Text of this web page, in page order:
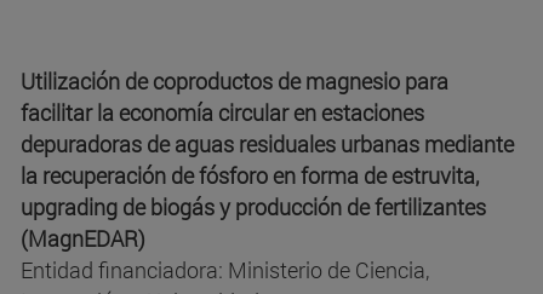
Utilización de coproductos de magnesio para
facilitar la economía circular en estaciones
depuradoras de aguas residuales urbanas mediante
la recuperación de fósforo en forma de estruvita,
upgrading de biogás y producción de fertilizantes
(MagnEDAR)
Entidad financiadora: Ministerio de Ciencia,